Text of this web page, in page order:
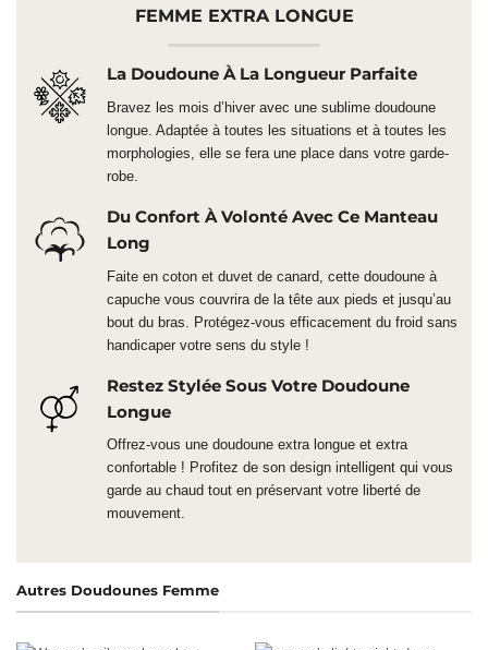
FEMME EXTRA LONGUE
La Doudoune À La Longueur Parfaite
Bravez les mois d’hiver avec une sublime doudoune
longue. Adaptée à toutes les situations et à toutes les
morphologies, elle se fera une place dans votre garde-
robe.
Du Confort À Volonté Avec Ce Manteau
Long
Faite en coton et duvet de canard, cette doudoune à
capuche vous couvrira de la tête aux pieds et jusqu’au
bout du bras. Protégez-vous efficacement du froid sans
handicaper votre sens du style !
Restez Stylée Sous Votre Doudoune
Longue
Offrez-vous une doudoune extra longue et extra
confortable ! Profitez de son design intelligent qui vous
garde au chaud tout en préservant votre liberté de
mouvement.
Autres Doudounes Femme